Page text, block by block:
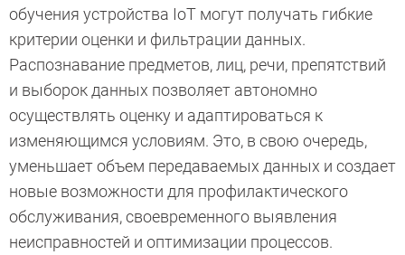
обучения устройства IoT могут получать гибкие
критерии оценки и фильтрации данных.
Распознавание предметов, лиц, речи, препятствий
и выборок данных позволяет автономно
осуществлять оценку и адаптироваться к
изменяющимся условиям. Это, в свою очередь,
уменьшает объем передаваемых данных и создает
новые возможности для профилактического
обслуживания, своевременного выявления
неисправностей и оптимизации процессов.